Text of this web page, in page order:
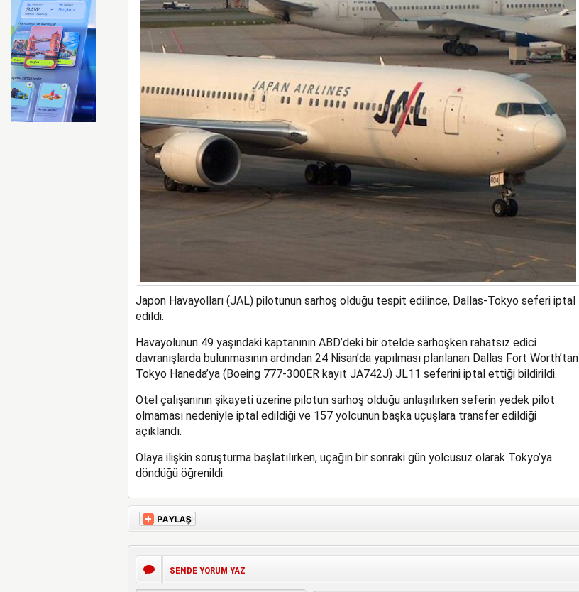
Emirates ile Arsenal sözleşmeyi 2033 yılına uzattı
Japon Havayolları (JAL) pilotunun sarhoş olduğu tespit edilince, Dallas-Tokyo seferi iptal
edildi.
Havayolunun 49 yaşındaki kaptanının ABD’deki bir otelde sarhoşken rahatsız edici
davranışlarda bulunmasının ardından 24 Nisan’da yapılması planlanan Dallas Fort Worth’tan
Tokyo Haneda’ya (Boeing 777-300ER kayıt JA742J) JL11 seferini iptal ettiği bildirildi.
Otel çalışanının şikayeti üzerine pilotun sarhoş olduğu anlaşılırken seferin yedek pilot
olmaması nedeniyle iptal edildiği ve 157 yolcunun başka uçuşlara transfer edildiği
açıklandı.
Olaya ilişkin soruşturma başlatılırken, uçağın bir sonraki gün yolcusuz olarak Tokyo’ya
döndüğü öğrenildi.
SENDE YORUM YAZ